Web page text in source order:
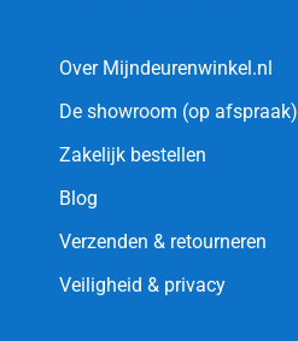
Over Mijndeurenwinkel.nl
De showroom (op afspraak)
Zakelijk bestellen
Blog
Verzenden & retourneren
Veiligheid & privacy